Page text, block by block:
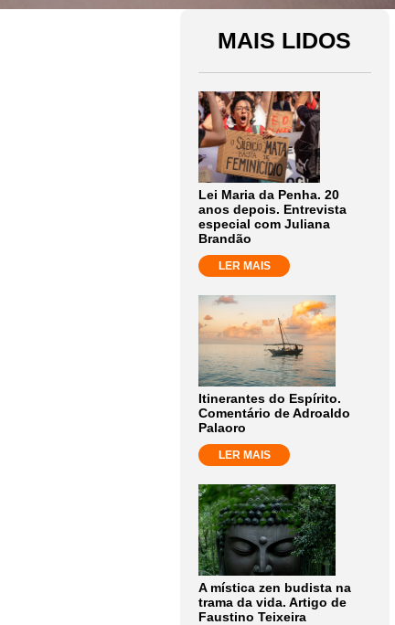
MAIS LIDOS
Lei Maria da Penha. 20
anos depois. Entrevista
especial com Juliana
Brandão
LER MAIS
Itinerantes do Espírito.
Comentário de Adroaldo
Palaoro
LER MAIS
A mística zen budista na
trama da vida. Artigo de
Faustino Teixeira